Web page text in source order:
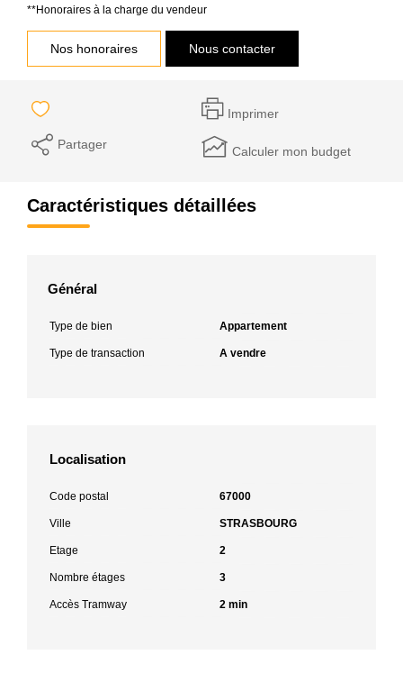
**Honoraires à la charge du vendeur
Nos honoraires Nous contacter
Imprimer
Partager Calculer mon budget
Caractéristiques détaillées
Général
Type de bien Appartement
Type de transaction A vendre
Localisation
Code postal 67000
Ville STRASBOURG
Etage 2
Nombre étages 3
Accès Tramway 2 min